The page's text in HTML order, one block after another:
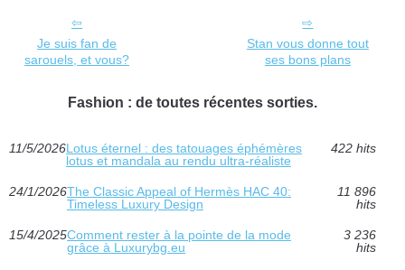
Je suis fan de
sarouels, et vous?
Stan vous donne tout
ses bons plans
Fashion : de toutes récentes sorties.
11/5/2026Lotus éternel : des tatouages éphémères
lotus et mandala au rendu ultra-réaliste
422 hits
24/1/2026The Classic Appeal of Hermès HAC 40:
Timeless Luxury Design
11 896
hits
15/4/2025Comment rester à la pointe de la mode
grâce à Luxurybg.eu
3 236
hits